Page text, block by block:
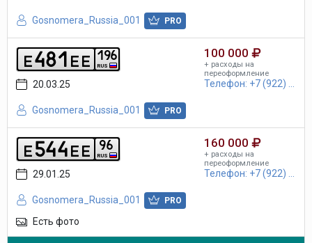
Gosnomera_Russia_001 PRO
e481e e RUS
196
20.03.25
Gosnomera_Russia_001 PRO
100 000
+ расходы на
переоформление
Телефон: +7 (922) ...
e544e e RUS
96
29.01.25
Gosnomera_Russia_001 PRO
Есть фото
160 000
+ расходы на
переоформление
Телефон: +7 (922) ...